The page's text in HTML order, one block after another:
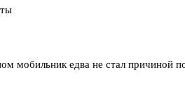
мобильник едва не стал причиной